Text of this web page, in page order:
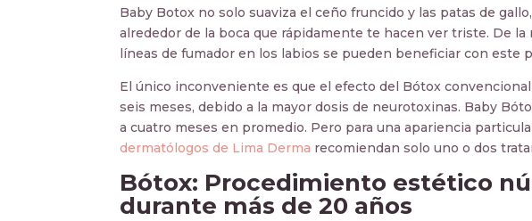
Baby Botox no solo suaviza el ceño fruncido y las patas de
alrededor de la boca que rápidamente te hacen ver triste. De la
líneas de fumador en los labios se pueden beneficiar con este
El único inconveniente es que el efecto del Bótox
seis meses, debido a la mayor dosis de neurotoxinas. Baby
a cuatro meses en promedio. Pero para una apariencia
dermatólogos de Lima Derma recomiendan solo uno o dos
Bótox: Procedimiento estético
durante más de 20 años